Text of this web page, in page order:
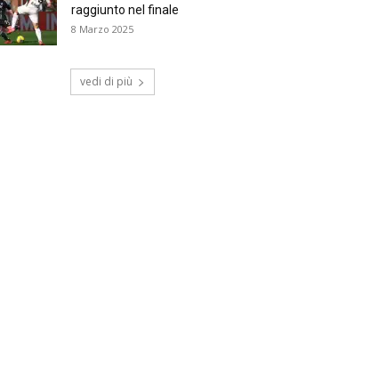
raggiunto nel finale
8 Marzo 2025
vedi di più